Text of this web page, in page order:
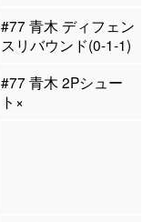
#77 青木 ディフェン
スリバウンド(0-1-1)
#77 青木 2Pシュー
ト×